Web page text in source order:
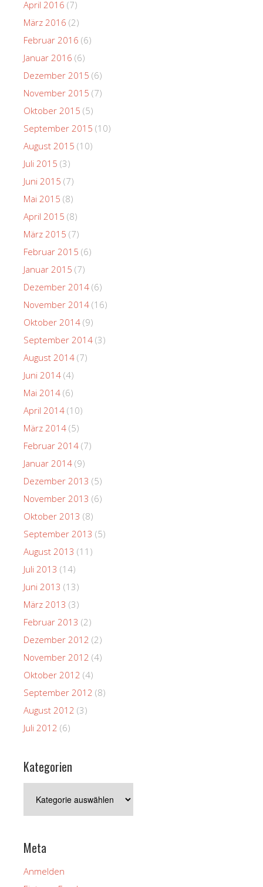
April 2016 (7)
März 2016 (2)
Februar 2016 (6)
Januar 2016 (6)
Dezember 2015 (6)
November 2015 (7)
Oktober 2015 (5)
September 2015 (10)
August 2015 (10)
Juli 2015 (3)
Juni 2015 (7)
Mai 2015 (8)
April 2015 (8)
März 2015 (7)
Februar 2015 (6)
Januar 2015 (7)
Dezember 2014 (6)
November 2014 (16)
Oktober 2014 (9)
September 2014 (3)
August 2014 (7)
Juni 2014 (4)
Mai 2014 (6)
April 2014 (10)
März 2014 (5)
Februar 2014 (7)
Januar 2014 (9)
Dezember 2013 (5)
November 2013 (6)
Oktober 2013 (8)
September 2013 (5)
August 2013 (11)
Juli 2013 (14)
Juni 2013 (13)
März 2013 (3)
Februar 2013 (2)
Dezember 2012 (2)
November 2012 (4)
Oktober 2012 (4)
September 2012 (8)
August 2012 (3)
Juli 2012 (6)
Kategorien
Meta
Anmelden